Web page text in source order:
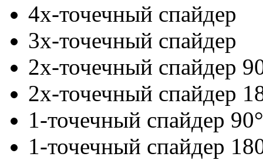
4х-точечный спайдер
3х-точечный спайдер
2х-точечный спайдер
2х-точечный
1-точечный спайдер 90°
1-точечный спайдер